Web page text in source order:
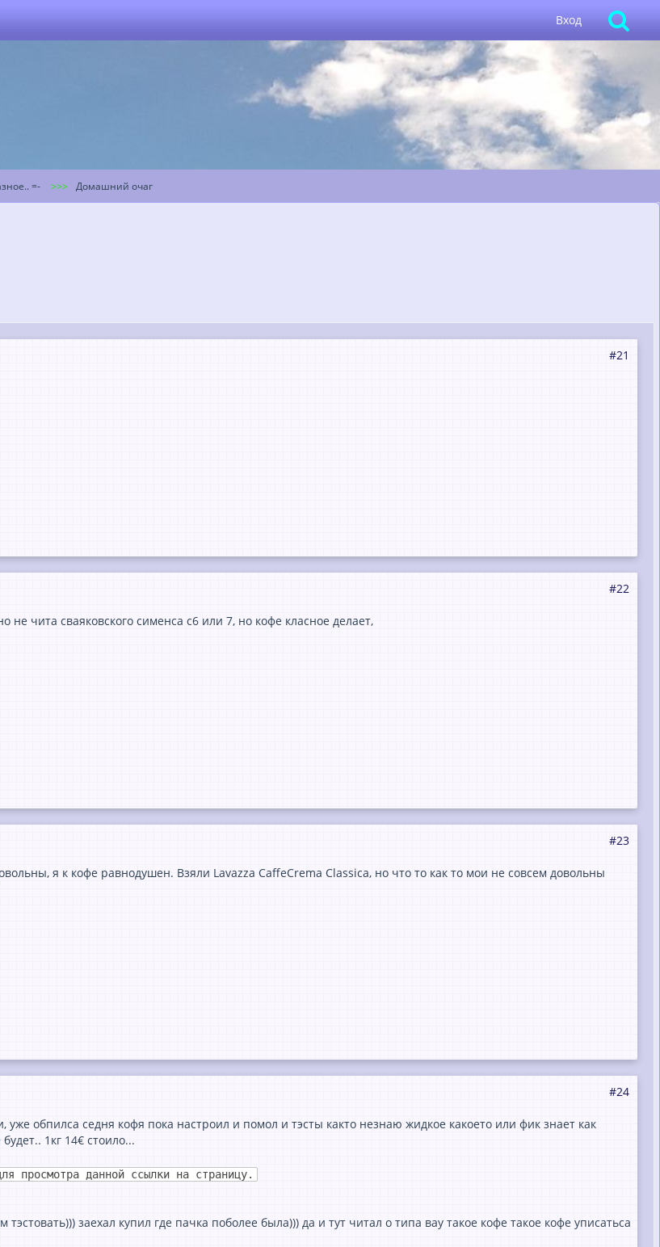
Вход
=- Домашний очаг
#21
#22
не чита сваяковского сименса с6 или 7, но кофе класное делает,
#23
я к кофе равнодушен. Взяли Lavazza CaffeCrema Classica, но что то как то мои не совсем довольны
#24
уже обпилса седня кофя пока настроил и помол и тэсты както незнаю жидкое какоето или фик знает как
1кг 14€ стоило...
просмотра данной ссылки на страницу.
заехал купил где пачка поболее была))) да и тут читал о типа вау такое кофе такое кофе уписатьса